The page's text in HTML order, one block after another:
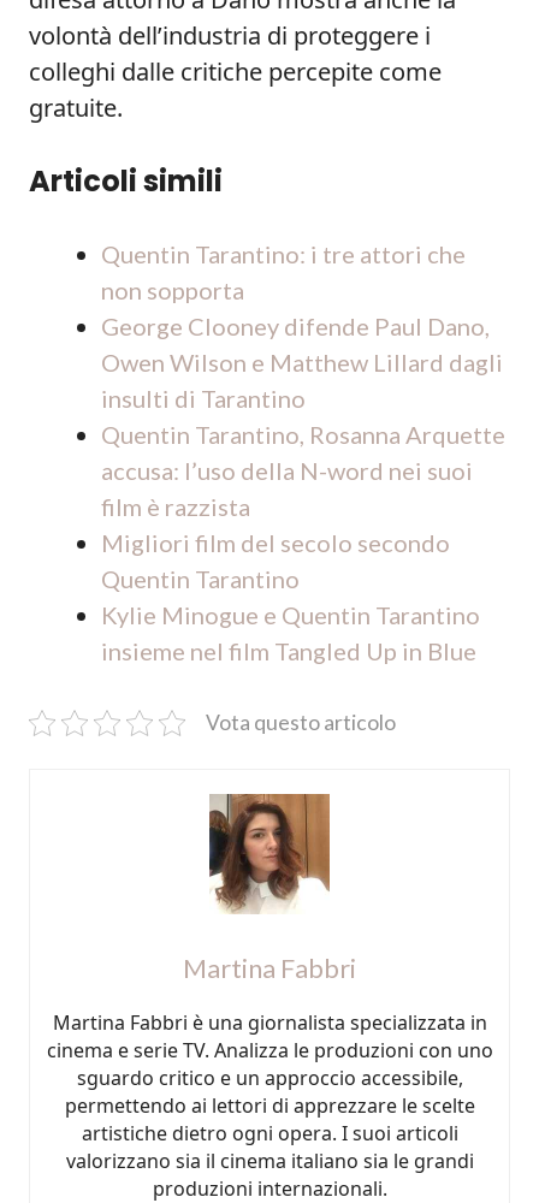
volontà dell’industria di proteggere i
colleghi dalle critiche percepite come
gratuite.
Articoli simili
Quentin Tarantino: i tre attori che
non sopporta
George Clooney difende Paul Dano,
Owen Wilson e Matthew Lillard dagli
insulti di Tarantino
Quentin Tarantino, Rosanna Arquette
accusa: l’uso della N-word nei suoi
film è razzista
Migliori film del secolo secondo
Quentin Tarantino
Kylie Minogue e Quentin Tarantino
insieme nel film Tangled Up in Blue
Vota questo articolo
Martina Fabbri
Martina Fabbri è una giornalista specializzata in
cinema e serie TV. Analizza le produzioni con uno
sguardo critico e un approccio accessibile,
permettendo ai lettori di apprezzare le scelte
artistiche dietro ogni opera. I suoi articoli
valorizzano sia il cinema italiano sia le grandi
produzioni internazionali.